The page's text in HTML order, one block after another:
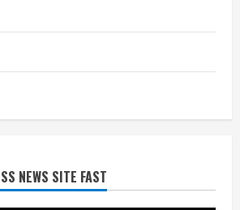
NEWS SITE FAST
July 24, 2026
निर्धारित मानक व नियम का बारीकी से किया